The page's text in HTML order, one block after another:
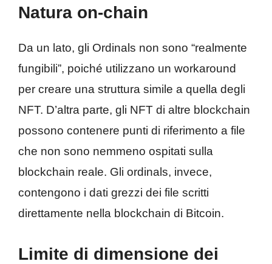
Natura on-chain
Da un lato, gli Ordinals non sono “realmente
fungibili”, poiché utilizzano un workaround
per creare una struttura simile a quella degli
NFT. D’altra parte, gli NFT di altre blockchain
possono contenere punti di riferimento a file
che non sono nemmeno ospitati sulla
blockchain reale. Gli ordinals, invece,
contengono i dati grezzi dei file scritti
direttamente nella blockchain di Bitcoin.
Limite di dimensione dei